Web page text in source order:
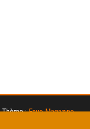
Thème :Envo Magazine